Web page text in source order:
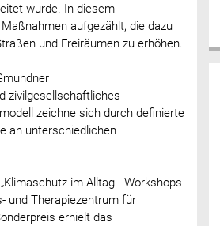
wurde. In diesem
aufgezählt, die dazu
und Freiräumen zu erhöhen.
zivilgesellschaftliches
zeichne sich durch definierte
an unterschiedlichen
im Alltag - Workshops
und Therapiezentrum für
erhielt das